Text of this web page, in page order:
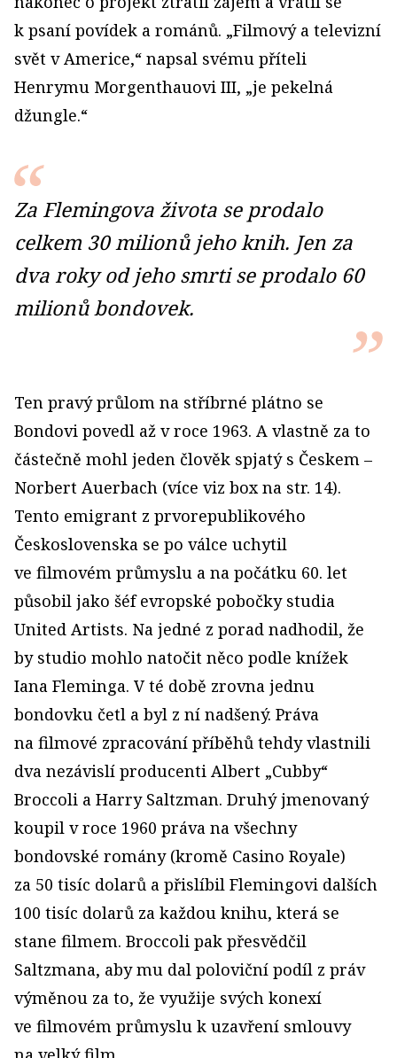
k psaní povídek a románů. „Filmový a televizní
svět v Americe,“ napsal svému příteli
Henrymu Morgenthauovi III, „je pekelná
džungle.“
Za Flemingova života se prodalo
celkem 30 milionů jeho knih. Jen za
dva roky od jeho smrti se prodalo 60
milionů bondovek.
Ten pravý průlom na stříbrné plátno se
Bondovi povedl až v roce 1963. A vlastně za to
částečně mohl jeden člověk spjatý s Českem –
Norbert Auerbach (více viz box na str. 14).
Tento emigrant z prvorepublikového
Československa se po válce uchytil
ve filmovém průmyslu a na počátku 60. let
působil jako šéf evropské pobočky studia
United Artists. Na jedné z porad nadhodil, že
by studio mohlo natočit něco podle knížek
Iana Fleminga. V té době zrovna jednu
bondovku četl a byl z ní nadšený. Práva
na filmové zpracování příběhů tehdy vlastnili
dva nezávislí producenti Albert „Cubby“
Broccoli a Harry Saltzman. Druhý jmenovaný
koupil v roce 1960 práva na všechny
bondovské romány (kromě Casino Royale)
za 50 tisíc dolarů a přislíbil Flemingovi dalších
100 tisíc dolarů za každou knihu, která se
stane filmem. Broccoli pak přesvědčil
Saltzmana, aby mu dal poloviční podíl z práv
výměnou za to, že využije svých konexí
ve filmovém průmyslu k uzavření smlouvy